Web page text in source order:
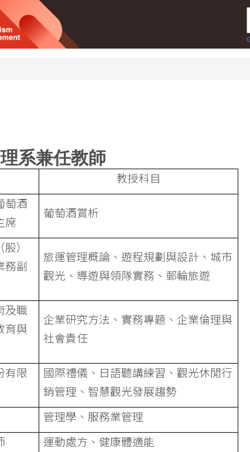
系兼任教師
教授科目
萄酒
席
葡萄酒賞析
）
務副
旅運管理概論、遊程規劃與設計、城市
觀光、導遊與領隊實務、郵輪旅遊
及職
育與
企業研究方法、實務專題、企業倫理與
社會責任
有限
國際禮儀、日語聽講練習、觀光休閒行
銷管理、智慧觀光發展趨勢
管理學、服務業管理
運動處方、健康體適能